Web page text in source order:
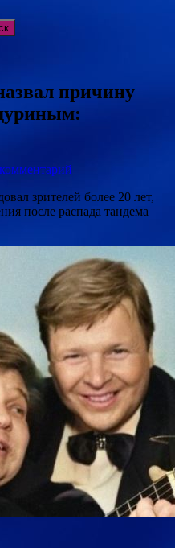
причину
зрителей более 20 лет,
после распада тандема